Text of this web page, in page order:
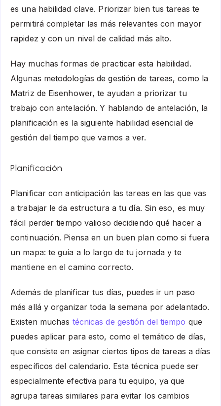
es una habilidad clave. Priorizar bien tus tareas te
permitirá completar las más relevantes con mayor
rapidez y con un nivel de calidad más alto.
Hay muchas formas de practicar esta habilidad.
Algunas metodologías de gestión de tareas, como la
Matriz de Eisenhower, te ayudan a priorizar tu
trabajo con antelación. Y hablando de antelación, la
planificación es la siguiente habilidad esencial de
gestión del tiempo que vamos a ver.
Planificación
Planificar con anticipación las tareas en las que vas
a trabajar le da estructura a tu día. Sin eso, es muy
fácil perder tiempo valioso decidiendo qué hacer a
continuación. Piensa en un buen plan como si fuera
un mapa: te guía a lo largo de tu jornada y te
mantiene en el camino correcto.
Además de planificar tus días, puedes ir un paso
más allá y organizar toda la semana por adelantado.
Existen muchas técnicas de gestión del tiempo que
puedes aplicar para esto, como el temático de días,
que consiste en asignar ciertos tipos de tareas a días
específicos del calendario. Esta técnica puede ser
especialmente efectiva para tu equipo, ya que
agrupa tareas similares para evitar los cambios